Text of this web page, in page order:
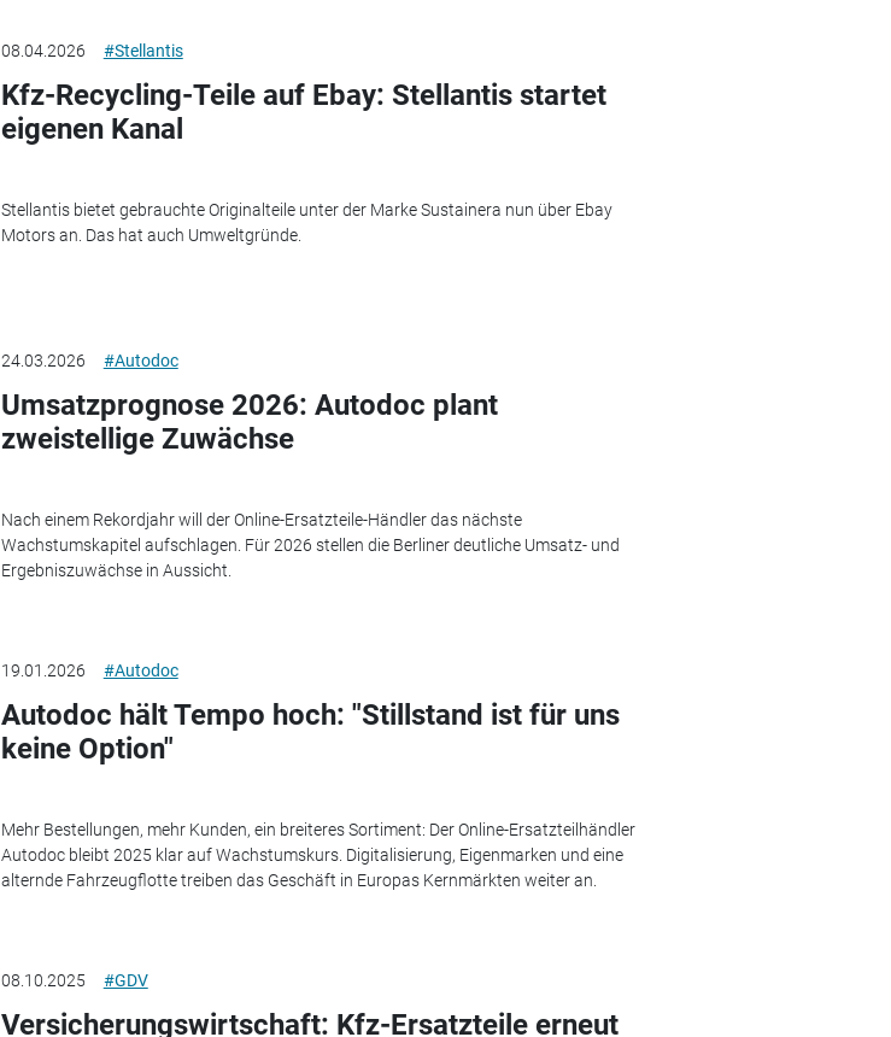
08.04.2026 #Stellantis
Kfz-Recycling-Teile auf Ebay: Stellantis startet
eigenen Kanal
Stellantis bietet gebrauchte Originalteile unter der Marke Sustainera nun über Ebay
Motors an. Das hat auch Umweltgründe.
24.03.2026 #Autodoc
Umsatzprognose 2026: Autodoc plant
zweistellige Zuwächse
Nach einem Rekordjahr will der Online-Ersatzteile-Händler das nächste
Wachstumskapitel aufschlagen. Für 2026 stellen die Berliner deutliche Umsatz- und
Ergebniszuwächse in Aussicht.
19.01.2026 #Autodoc
Autodoc hält Tempo hoch: "Stillstand ist für uns
keine Option"
Mehr Bestellungen, mehr Kunden, ein breiteres Sortiment: Der Online-Ersatzteilhändler
Autodoc bleibt 2025 klar auf Wachstumskurs. Digitalisierung, Eigenmarken und eine
alternde Fahrzeugflotte treiben das Geschäft in Europas Kernmärkten weiter an.
08.10.2025 #GDV
Versicherungswirtschaft: Kfz-Ersatzteile erneut